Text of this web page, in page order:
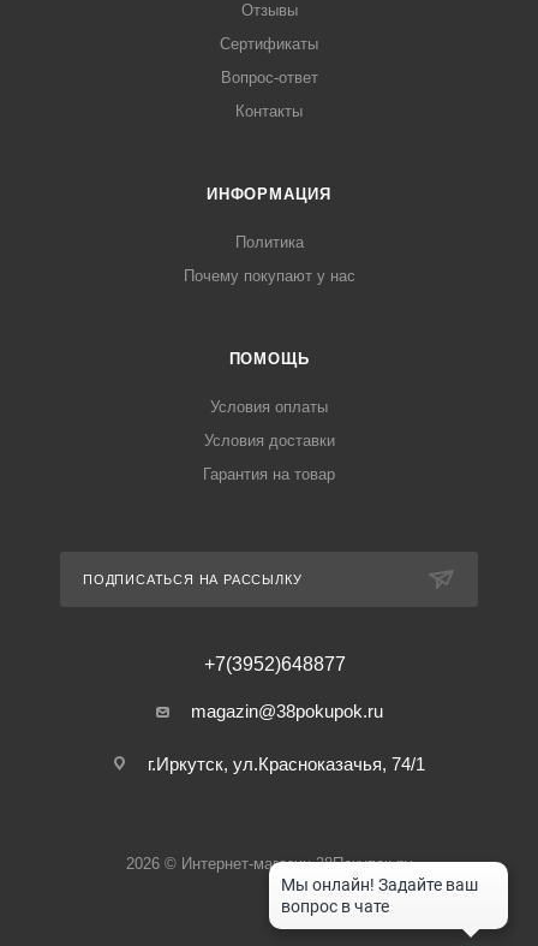
Отзывы
Сертификаты
Вопрос-ответ
Контакты
ИНФОРМАЦИЯ
Политика
Почему покупают у нас
ПОМОЩЬ
Условия оплаты
Условия доставки
Гарантия на товар
ПОДПИСАТЬСЯ НА РАССЫЛКУ
+7(3952)648877
magazin@38pokupok.ru
г.Иркутск, ул.Красноказачья, 74/1
2026 © Интернет-магазин 38Покупок.ру